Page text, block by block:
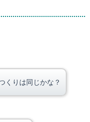
くりは同じかな？